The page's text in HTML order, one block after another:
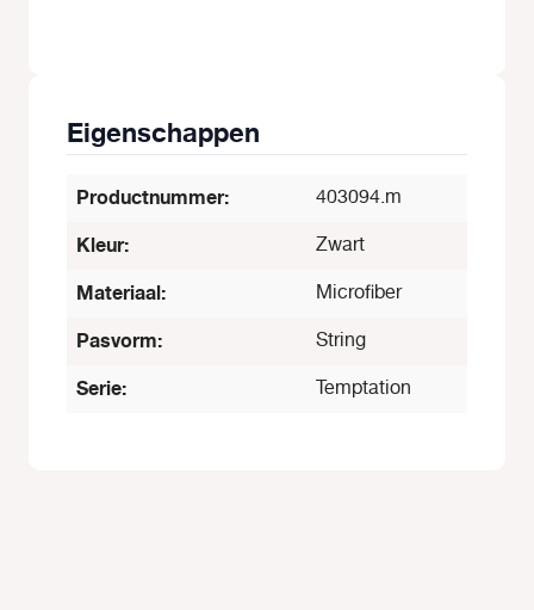
Eigenschappen
Productnummer: 403094.m
Kleur: Zwart
Materiaal: Microfiber
Pasvorm: String
Serie: Temptation